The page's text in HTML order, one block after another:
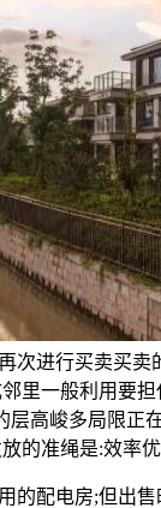
次进行买卖买
里一般利用要
层高峻多局限正
的准绳是:效率优
电房;但出售